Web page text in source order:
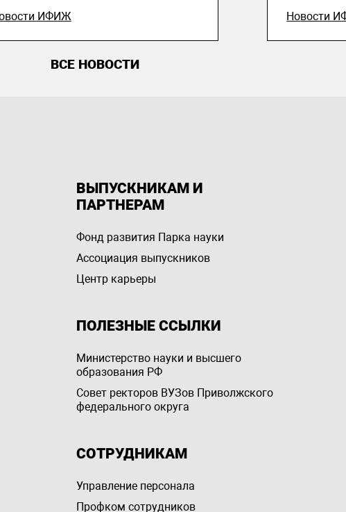
ИФИЖ Новости
ВСЕ НОВОСТИ
ВЫПУСКНИКАМ И
ПАРТНЕРАМ
Фонд развития Парка науки
Ассоциация выпускников
Центр карьеры
ПОЛЕЗНЫЕ ССЫЛКИ
Министерство науки и высшего
образования РФ
Совет ректоров ВУЗов Приволжского
федерального округа
СОТРУДНИКАМ
Управление персоналa
Профком сотрудников